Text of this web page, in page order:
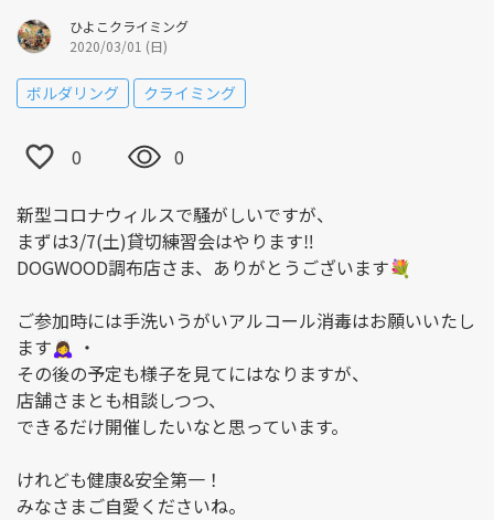
ひよこクライミング
2020/03/01 (日)
ボルダリング クライミング
0 0
新型コロナウィルスで騒がしいですが、
まずは3/7(土)貸切練習会はやります‼️
DOGWOOD調布店さま、ありがとうございます💐
ご参加時には手洗いうがいアルコール消毒はお願いいたし
ます🙇‍♀️ ・
その後の予定も様子を見てにはなりますが、
店舗さまとも相談しつつ、
できるだけ開催したいなと思っています。
けれども健康&安全第一！
みなさまご自愛くださいね。